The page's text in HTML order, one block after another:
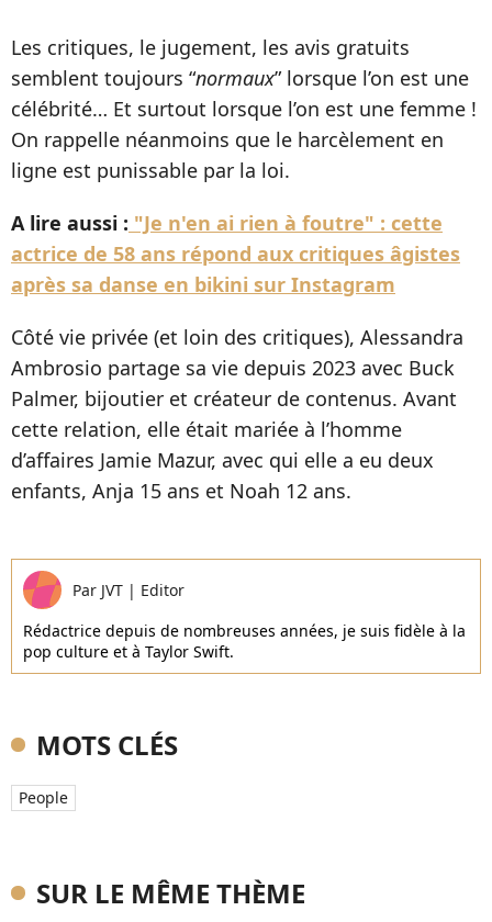
Les critiques, le jugement, les avis gratuits
semblent toujours “normaux” lorsque l’on est une
célébrité… Et surtout lorsque l’on est une femme !
On rappelle néanmoins que le harcèlement en
ligne est punissable par la loi.
A lire aussi : "Je n'en ai rien à foutre" : cette
actrice de 58 ans répond aux critiques âgistes
après sa danse en bikini sur Instagram
Côté vie privée (et loin des critiques), Alessandra
Ambrosio partage sa vie depuis 2023 avec Buck
Palmer, bijoutier et créateur de contenus. Avant
cette relation, elle était mariée à l’homme
d’affaires Jamie Mazur, avec qui elle a eu deux
enfants, Anja 15 ans et Noah 12 ans.
Par JVT | Editor
Rédactrice depuis de nombreuses années, je suis fidèle à la
pop culture et à Taylor Swift.
MOTS CLÉS
People
SUR LE MÊME THÈME